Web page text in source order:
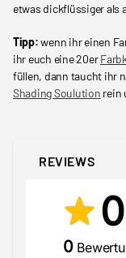
etwas dickflüssiger als
Tipp:wenn ihr einen
ihr euch eine 20er
füllen, dann taucht ihr
Shading Soulution rein
REVIEWS
0